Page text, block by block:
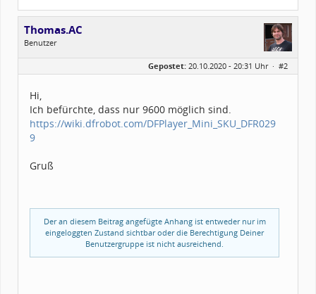
Thomas.AC
Benutzer
Beiträge:
308
Gepostet: 20.10.2020 - 20:31 Uhr · #2
Hi,
Ich befürchte, dass nur 9600 möglich sind.
https://wiki.dfrobot.com/DFPlayer_Mini_SKU_DFR029
9
Gruß
Der an diesem Beitrag angefügte Anhang ist entweder nur im
eingeloggten Zustand sichtbar oder die Berechtigung Deiner
Benutzergruppe ist nicht ausreichend.